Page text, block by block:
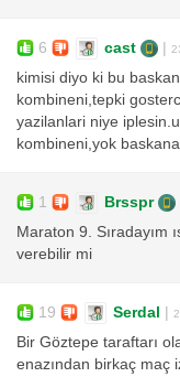
6 cast
kimisi diyo ki bu
kombineni,tepki
yazilanlari niye
kombineni,yok
1 Brsspr
Maraton 9. Sıradayım
verebilir mi
19 Serdal
Bir Göztepe taraftarı
enazından birkaç maç